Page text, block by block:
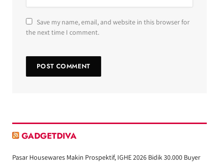
Save my name, email, and website in this browser for
the next time I comment.
GADGETDIVA
Pasar Housewares Makin Prospektif, IGHE 2026 Bidik 30.000 Buyer